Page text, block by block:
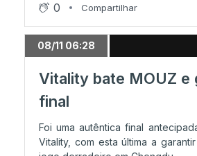
0 Compartilhar
08/11 06:28
Vitality bate MOUZ e
final
Foi uma autêntica final
Vitality, com esta última a